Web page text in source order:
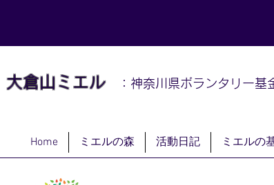
大倉山 ミエル：神奈川県ボランタリー基
Home ミエルの森 活動日記 ミエルの